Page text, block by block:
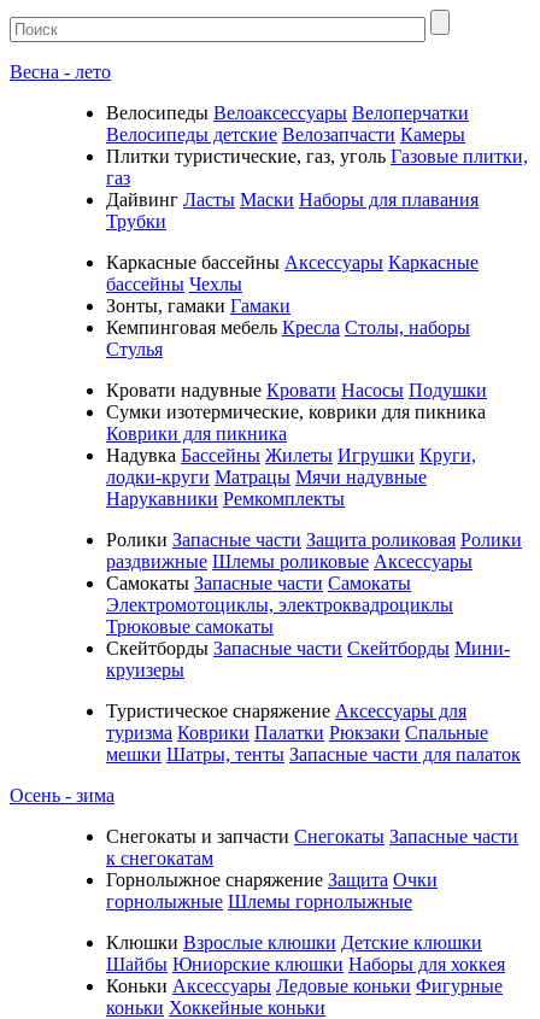
Весна - лето
Велосипеды Велоаксессуары Велоперчатки
Велосипеды детские Велозапчасти Камеры
Плитки туристические, газ, уголь Газовые плитки,
газ
Дайвинг Ласты Маски Наборы для плавания
Трубки
Каркасные бассейны Аксессуары Каркасные
бассейны Чехлы
Зонты, гамаки Гамаки
Кемпинговая мебель Кресла Столы, наборы
Стулья
Кровати надувные Кровати Насосы Подушки
Cумки изотермические, коврики для пикника
Коврики для пикника
Надувка Бассейны Жилеты Игрушки Круги,
лодки-круги Матрацы Мячи надувные
Нарукавники Ремкомплекты
Ролики Запасные части Защита роликовая Ролики
раздвижные Шлемы роликовые Аксессуары
Самокаты Запасные части Самокаты
Электромотоциклы, электроквадроциклы
Трюковые самокаты
Скейтборды Запасные части Скейтборды Мини-
круизеры
Туристическое снаряжение Аксессуары для
туризма Коврики Палатки Рюкзаки Спальные
мешки Шатры, тенты Запасные части для палаток
Осень - зима
Cнегокаты и запчасти Снегокаты Запасные части
к снегокатам
Горнолыжное снаряжение Защита Очки
горнолыжные Шлемы горнолыжные
Клюшки Взрослые клюшки Детские клюшки
Шайбы Юниорские клюшки Наборы для хоккея
Коньки Аксессуары Ледовые коньки Фигурные
коньки Хоккейные коньки